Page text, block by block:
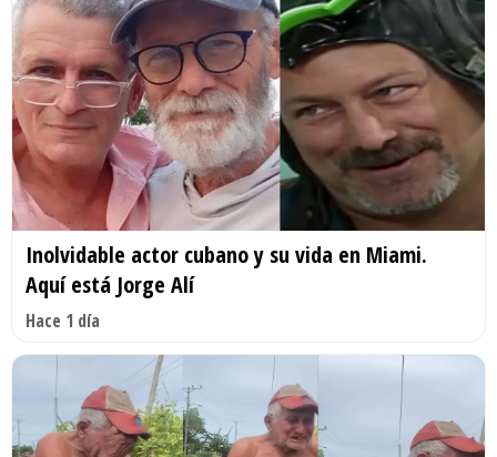
Inolvidable actor cubano y su vida en Miami.
Aquí está Jorge Alí
Hace 1 día